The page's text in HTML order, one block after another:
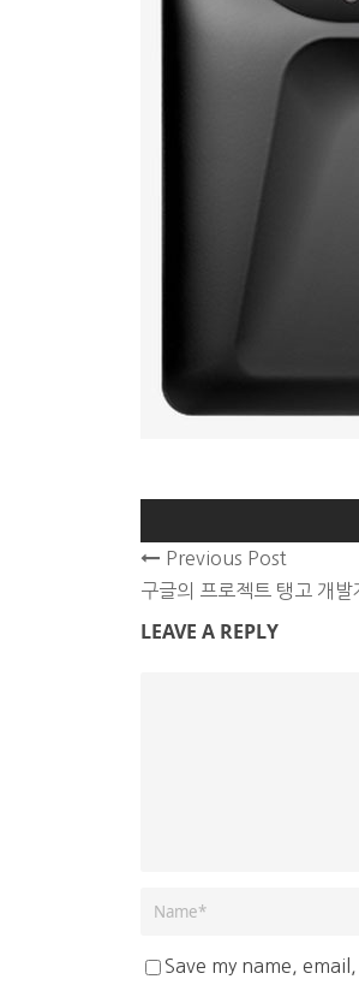
Previous Post
구글의 프로젝트 탱고 개
LEAVE A REPLY
Save my name,